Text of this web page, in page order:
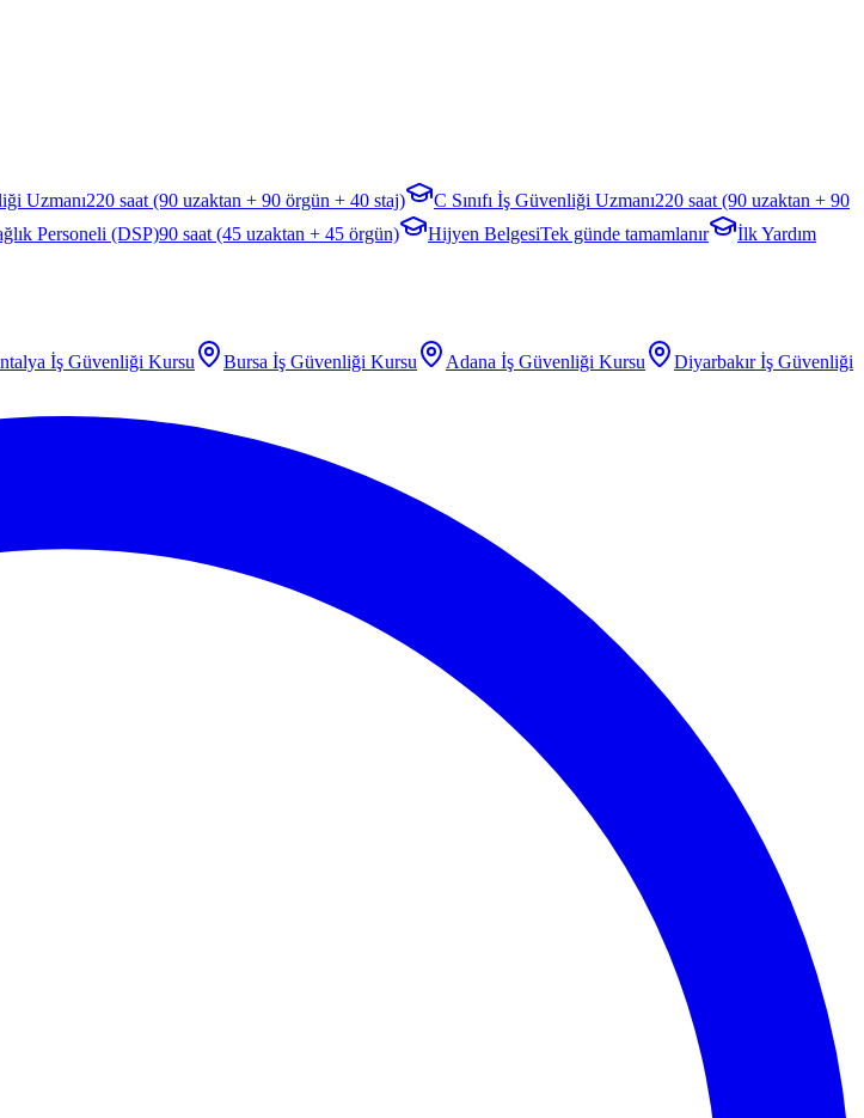
Uzmanı220 saat (90 uzaktan + 90 örgün + 40 staj) C Sınıfı İş Güvenliği Uzmanı220 saat (90 uzaktan + 90
Personeli (DSP)90 saat (45 uzaktan + 45 örgün) Hijyen BelgesiTek günde tamamlanır
İlk Yardım
İş Güvenliği Kursu Bursa İş Güvenliği Kursu Adana İş Güvenliği Kursu Diyarbakırİş Güvenliği